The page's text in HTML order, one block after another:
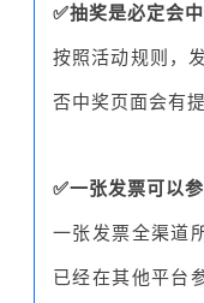
✅抽奖是必定会
按照活动规则，
否中奖页面会有提
✅一张发票可以
一张发票全渠道
已经在其他平台